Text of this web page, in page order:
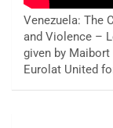
Venezuela: The
and Violence –
given by
Eurolat United